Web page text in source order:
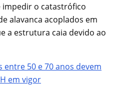
o catastrófico
alavanca acoplados em
a estrutura caia devido ao
entre 50 e 70 anos devem
em vigor